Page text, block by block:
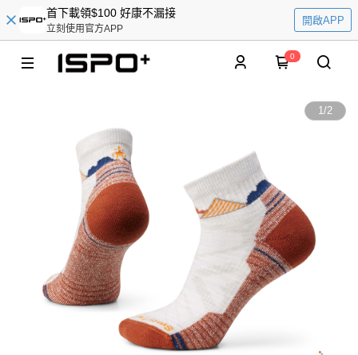
首下載領$100 好康不漏接
立刻使用官方APP
開啟APP
0
1/2